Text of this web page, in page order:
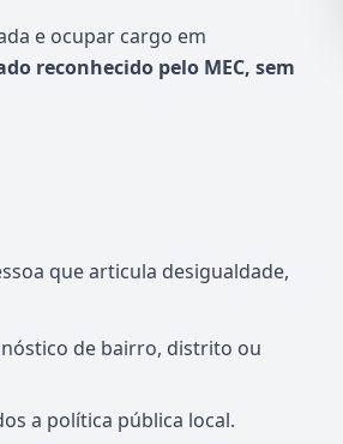
e ocupar cargo em
reconhecido pelo MEC, sem
que articula desigualdade,
de bairro, distrito ou
a política pública local.